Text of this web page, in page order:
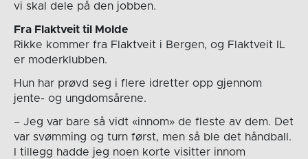
vi skal dele på den jobben.
Fra Flaktveit til Molde
Rikke kommer fra Flaktveit i Bergen, og Flaktveit IL
er moderklubben.
Hun har prøvd seg i flere idretter opp gjennom
jente- og ungdomsårene.
– Jeg var bare så vidt «innom» de fleste av dem. Det
var svømming og turn først, men så ble det håndball.
I tillegg hadde jeg noen korte visitter innom